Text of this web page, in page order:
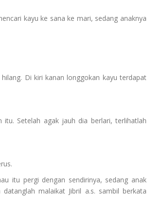
kayu ke sana ke mari, sedang anaknya
Di kiri kanan longgokan kayu terdapat
Setelah agak jauh dia berlari, terlihatlah
itu pergi dengan sendirinya, sedang anak
malaikat Jibril a.s. sambil berkata